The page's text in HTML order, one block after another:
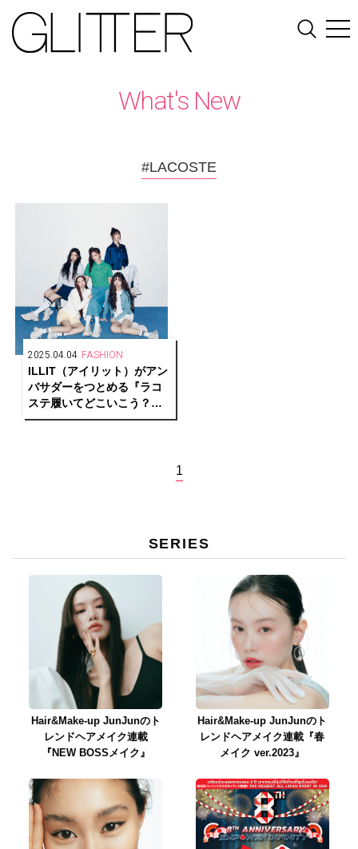
What's New
#LACOSTE
2025.04.04 FASHION
ILLIT（アイリット）がアン
バサダーをつとめる『ラコ
ステ履いてどこいこう？』
広告キャンペーンビジュア
1
SERIES
Hair&Make-up JunJunのト
レンドヘアメイク連載
『NEW BOSSメイク』
Hair&Make-up JunJunのト
レンドヘアメイク連載『春
メイク ver.2023』